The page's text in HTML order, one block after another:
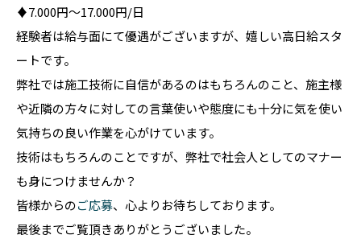
♦7.000円～17.000円/日
経験者は給与面にて優遇がございますが、嬉しい高日給スタ
ートです。
弊社では施工技術に自信があるのはもちろんのこと、施主様
や近隣の方々に対しての言葉使いや態度にも十分に気を使い
気持ちの良い作業を心がけています。
技術はもちろんのことですが、弊社で社会人としてのマナー
も身につけませんか？
皆様からのご応募、心よりお待ちしております。
最後までご覧頂きありがとうございました。